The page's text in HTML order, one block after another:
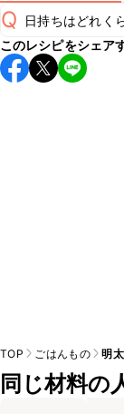
Q 日持ちはどれく
こちらのレシピ
すすめします。
このレシピをシェア
TOP ごはんもの 明
同じ材料の